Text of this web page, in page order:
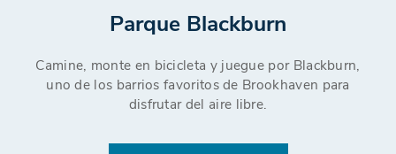
Parque Blackburn
Camine, monte en bicicleta y juegue por Blackburn,
uno de los barrios favoritos de Brookhaven para
disfrutar del aire libre.